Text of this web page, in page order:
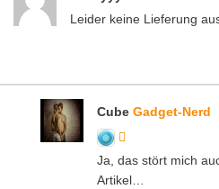
Leider keine Lieferung
Cube Gadget-Nerd
Ja, das stört mich
Artikel…